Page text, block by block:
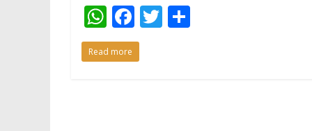
W
h
at
F
ac
e
T
Read more